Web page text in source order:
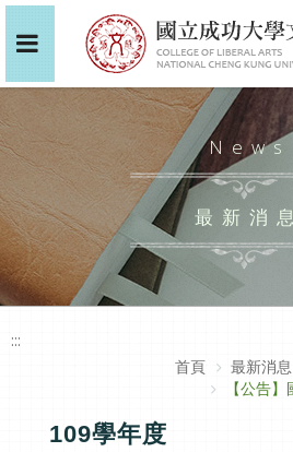
News
最新消息
:::
首頁
最新消息
【公告
109學年度